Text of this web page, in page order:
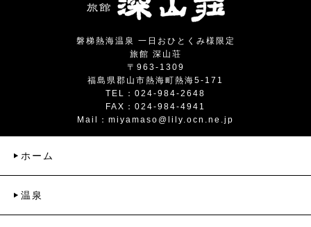
磐梯熱海温泉 一日おひとくみ様限定
旅館 深山荘
〒963-1309
福島県郡山市熱海町熱海5-171
TEL：024-984-2648
FAX：024-984-4941
Mail： miyamaso@lily.ocn.ne.jp
ホーム
温泉